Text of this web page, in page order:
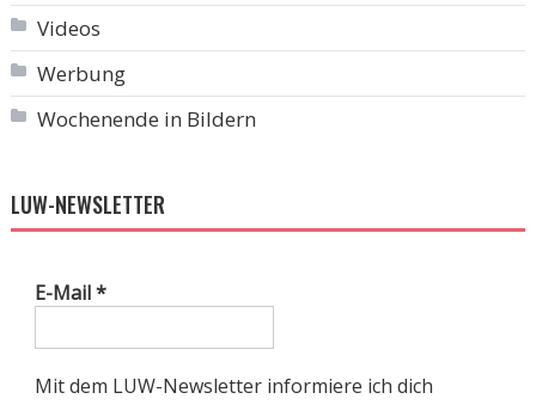
Videos
Werbung
Wochenende in Bildern
LUW-NEWSLETTER
E-Mail*
Mit dem LUW-Newsletter informiere ich dich